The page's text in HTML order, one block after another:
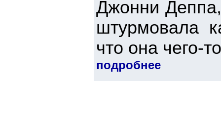
Джонни
штурмовала
что она чего-
подробнее